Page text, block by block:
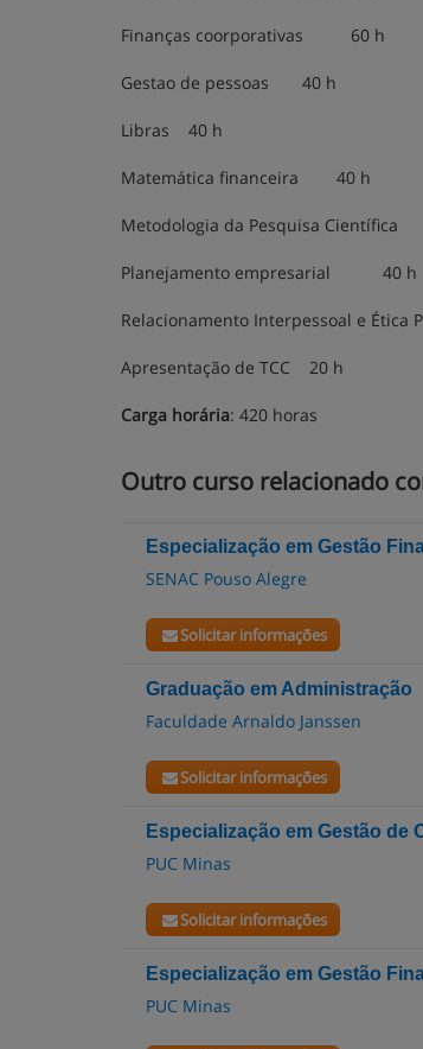
Finanças coorporativas 60 h
Gestao de pessoas 40 h
Libras 40 h
Matemática financeira 40 h
Metodologia da Pesquisa
Planejamento empresarial 40 h
Relacionamento Interpessoal e
Apresentação de TCC 20 h
Carga horária: 420 horas
Outro curso relacionado
Especialização em Gestão
SENAC Pouso Alegre
Solicitar informações
Graduação em Administração
Faculdade Arnaldo Janssen
Solicitar informações
Especialização em Gestão de
PUC Minas
Solicitar informações
Especialização em Gestão
PUC Minas